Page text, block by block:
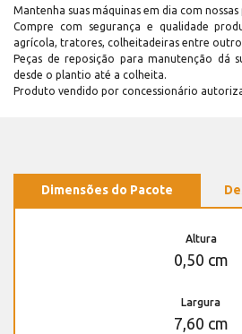
Mantenha suas máquinas em dia com nossas
Compre com segurança e qualidade
agrícola, tratores, colheitadeiras entre
Peças de reposição para manutenção dá
desde o plantio até a colheita.
Produto vendido por concessionário
Dimensões do Pacote
Altura
0,50 cm
Largura
7,60 cm